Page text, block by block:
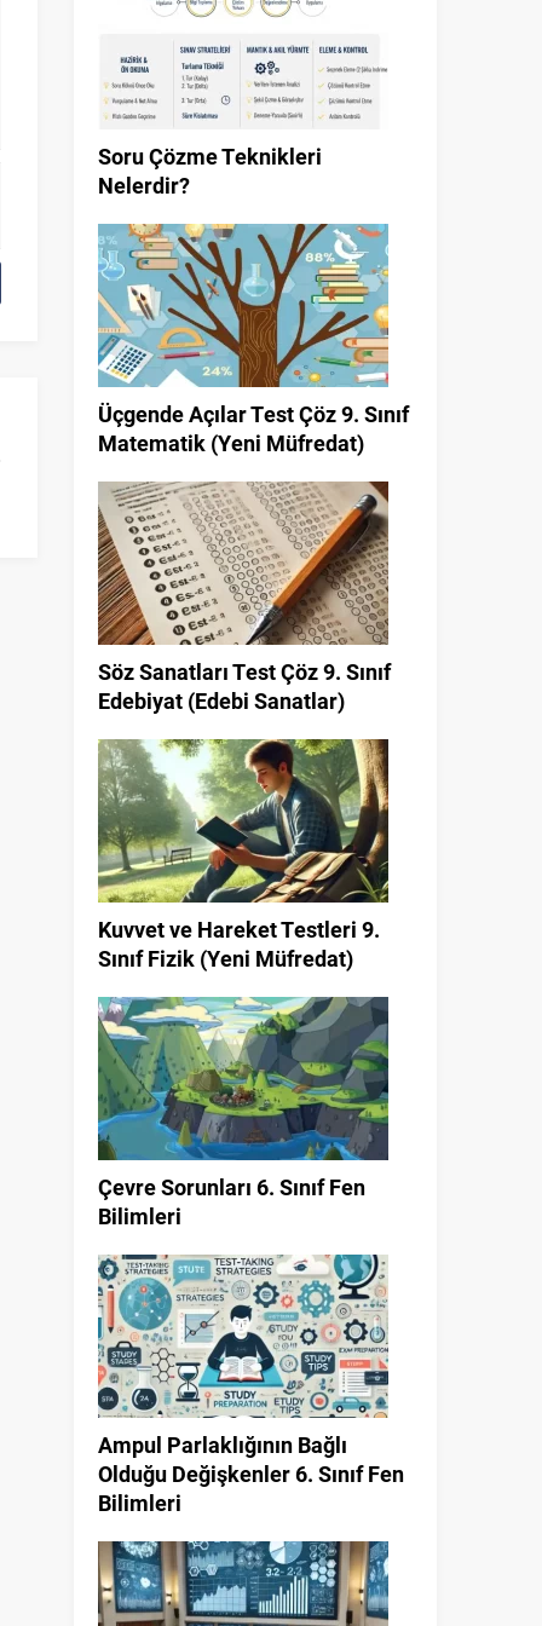
Soru Çözme Teknikleri
Nelerdir?
Üçgende Açılar Test Çöz 9. Sınıf
Matematik (Yeni Müfredat)
Söz Sanatları Test Çöz 9. Sınıf
Edebiyat (Edebi Sanatlar)
Kuvvet ve Hareket Testleri 9.
Sınıf Fizik (Yeni Müfredat)
Çevre Sorunları 6. Sınıf Fen
Bilimleri
Ampul Parlaklığının Bağlı
Olduğu Değişkenler 6. Sınıf Fen
Bilimleri